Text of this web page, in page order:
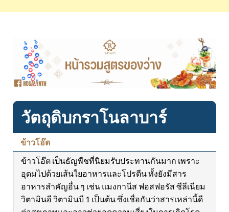
วัตถุดิบกราโนลาบาร์
ข้าวโอ๊ต
ข้าวโอ๊ต เป็นธัญพืชที่นิยมรับประทานกันมาก เพราะ
อุดมไปด้วยเส้นใยอาหารและโปรตีน ทั้งยังมีสาร
อาหารสำคัญอื่น ๆ เช่น แมงกานีส ฟอสฟอรัส ซีลีเนียม
วิตามินอี วิตามินบี 1 เป็นต้น ซึ่งเชื่อกันว่าสารเหล่านี้ดี